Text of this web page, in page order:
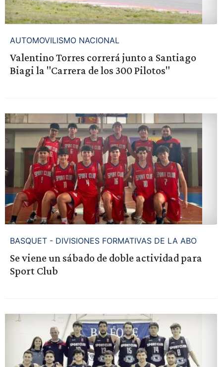
AUTOMOVILISMO NACIONAL
Valentino Torres correrá junto a Santiago
Biagi la "Carrera de los 300 Pilotos"
BASQUET - DIVISIONES FORMATIVAS DE LA ABO
Se viene un sábado de doble actividad para
Sport Club